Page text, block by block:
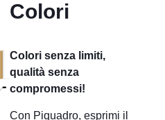
Colori
Colori senza limiti,
qualità senza
compromessi!
Con Piquadro, esprimi il